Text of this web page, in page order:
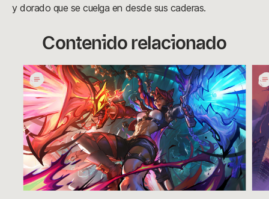
y dorado que se cuelga en desde sus caderas.
Contenido relacionado
Guía
de
cosplay
de
Soul
Fighter:
Ronda
1
Guía
de
de
2